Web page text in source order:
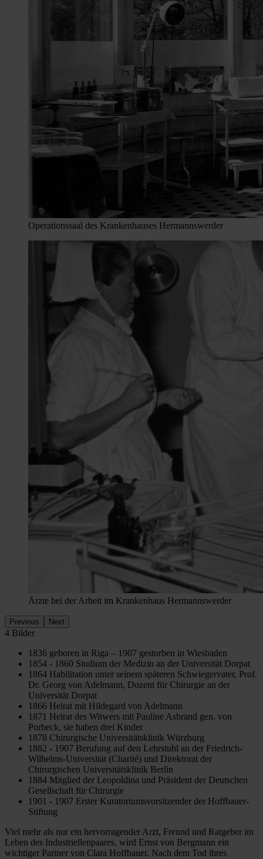
Operationssaal des Krankenhauses Hermannswerder
Ärzte bei der Arbeit im Krankenhaus Hermannswerder
Previous Next
4 Bilder
1836 geboren in Riga – 1907 gestorben in Wiesbaden
1854 - 1860 Studium der Medizin an der Universität Dorpat
1864 Habilitation unter seinem späteren Schwiegervater, Prof.
Dr. Georg von Adelmann, Dozent für Chirurgie an der
Universität Dorpat
1866 Heirat mit Hildegard von Adelmann
1871 Heirat des Witwers mit Pauline Asbrand gen. von
Porbeck, sie haben drei Kinder
1878 Chirurgische Universitätsklinik Würzburg
1882 - 1907 Berufung auf den Lehrstuhl an der Friedrich-
Wilhelms-Universität (Charité) und Direktorat der
Chirurgischen Universitätsklinik Berlin
1884 Mitglied der Leopoldina und Präsident der Deutschen
Gesellschaft für Chirurgie
1901 - 1907 Erster Kuratoriumsvorsitzender der Hoffbauer-
Stiftung
Viel mehr als nur ein hervorragender Arzt, Freund und Ratgeber im
Leben des Industriellenpaares, wird Ernst von Bergmann ein
wichtiger Partner von Clara Hoffbauer. Nach dem Tod ihres